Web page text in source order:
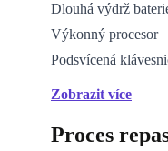
Dlouhá výdrž
Výkonný procesor
Podsvícená
Kompletně
Zobrazit více
Proces